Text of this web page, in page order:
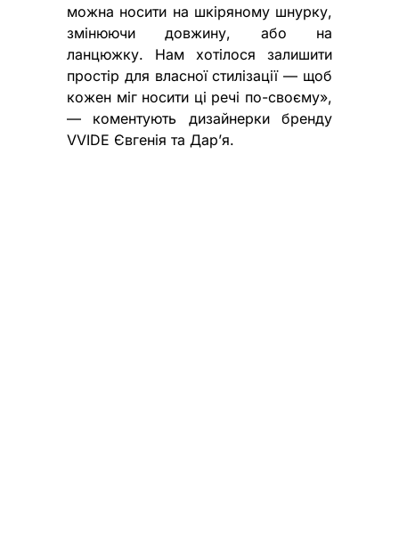
можна носити на шкіряному шнурку,
змінюючи довжину, або на
ланцюжку. Нам хотілося залишити
простір для власної стилізації — щоб
кожен міг носити ці речі по-своєму»,
— коментують дизайнерки бренду
VVIDE Євгенія та Дар’я.